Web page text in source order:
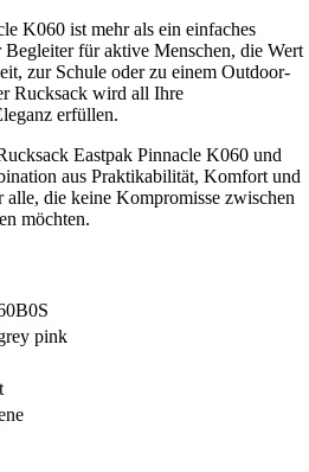
K060 ist mehr als ein einfaches
Begleiter für aktive Menschen, die Wert
zur Schule oder zu einem Outdoor-
Rucksack wird all Ihre
erfüllen.
Eastpak Pinnacle K060 und
aus Praktikabilität, Komfort und
die keine Kompromisse zwischen
möchten.
pink